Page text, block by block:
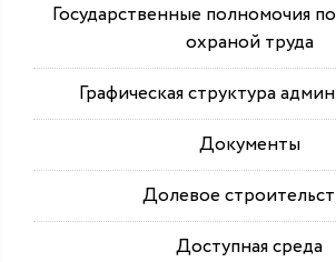
Государственные полномочия
охраной труда
Графическая структура
Документы
Долевое
Доступная среда